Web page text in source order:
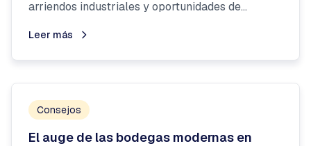
arriendos industriales y oportunidades de
Leer más
Consejos
El auge de las bodegas modernas en